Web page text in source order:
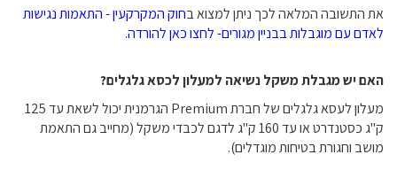
את התשובה המלאה לכך ניתן למצוא בחוק המקרקעין - התאמות נגישות
לאדם עם מוגבלות בבניין מגורים- לחצו כאן להורדה.
האם יש מגבלת משקל נשיאה למעלון לכסא גלגלים?
מעלון לעסא גלגלים של חברת Premium הגרמנית יכול לשאת עד 125
ק"ג כסטנדרט או עד 160 ק"ג לדגם לכבדי משקל (מחייב גם התאמת
מושב וחגורת בטיחות מוגדלים).